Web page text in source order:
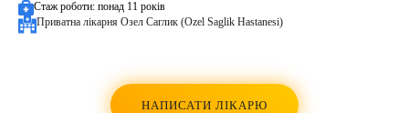
Стаж роботи: понад 11 років
Приватна лікарня Озел Саглик (Ozel Saglik Hastanesi)
НАПИСАТИ ЛІКАРЮ